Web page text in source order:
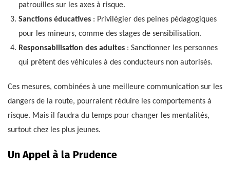
patrouilles sur les axes à risque.
Sanctions éducatives: Privilégier des peines pédagogiques
pour les mineurs, comme des stages de sensibilisation.
Responsabilisation des adultes: Sanctionner les personnes
qui prêtent des véhicules à des conducteurs non autorisés.
Ces mesures, combinées à une meilleure communication sur les
dangers de la route, pourraient réduire les comportements à
risque. Mais il faudra du temps pour changer les mentalités,
surtout chez les plus jeunes.
Un Appel à la Prudence